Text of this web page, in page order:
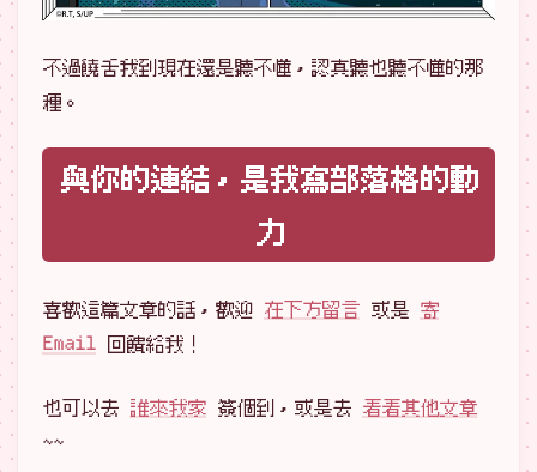
不過饒舌我到現在還是聽不懂，認真聽也聽不懂的那
種。
與你的連結，是我寫部落格的動
力
喜歡這篇文章的話，歡迎 在下方留言 或是 寄
Email 回饋給我！
也可以去 誰來我家 簽個到，或是去 看看其他文章
~~